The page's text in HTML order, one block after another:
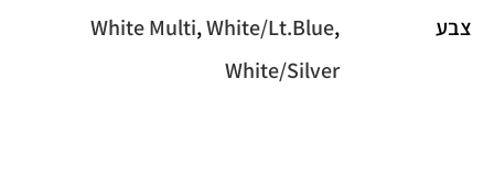
צבע
White Multi,White/Lt.Blue,
White/Silver